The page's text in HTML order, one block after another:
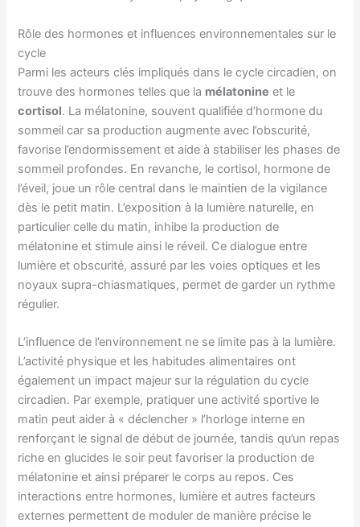
Rôle des hormones et influences environnementales sur le
cycle
Parmi les acteurs clés impliqués dans le cycle circadien, on
trouve des hormones telles que la mélatonine et le
cortisol. La mélatonine, souvent qualifiée d’hormone du
sommeil car sa production augmente avec l’obscurité,
favorise l’endormissement et aide à stabiliser les phases de
sommeil profondes. En revanche, le cortisol, hormone de
l’éveil, joue un rôle central dans le maintien de la vigilance
dès le petit matin. L’exposition à la lumière naturelle, en
particulier celle du matin, inhibe la production de
mélatonine et stimule ainsi le réveil. Ce dialogue entre
lumière et obscurité, assuré par les voies optiques et les
noyaux supra-chiasmatiques, permet de garder un rythme
régulier.
L’influence de l’environnement ne se limite pas à la lumière.
L’activité physique et les habitudes alimentaires ont
également un impact majeur sur la régulation du cycle
circadien. Par exemple, pratiquer une activité sportive le
matin peut aider à « déclencher » l’horloge interne en
renforçant le signal de début de journée, tandis qu’un repas
riche en glucides le soir peut favoriser la production de
mélatonine et ainsi préparer le corps au repos. Ces
interactions entre hormones, lumière et autres facteurs
externes permettent de moduler de manière précise le